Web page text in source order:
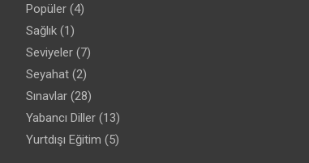
Popüler (4)
Sağlık (1)
Seviyeler (7)
Seyahat (2)
Sınavlar (28)
Yabancı Diller (13)
Yurtdışı Eğitim (5)